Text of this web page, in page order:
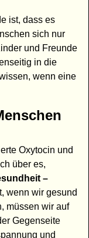
ist, dass es
sich nur
und Freunde
in die
wenn eine
Oxytocin und
über es,
–
wenn wir gesund
müssen wir auf
Gegenseite
und